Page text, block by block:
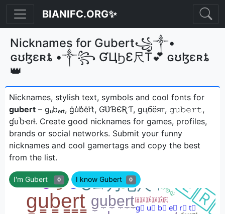
BIANIFC.ORG✨
Nicknames for Gubert꧁༒•
ɢʊɮɛʀȶ •༒꧂ ƓЦϦƐ尺Ť💕 ɢʊɮɛʀȶ
👑
Nicknames, stylish text, symbols and cool fonts for
gubert – gᵤbₑᵣₜ, g̾u̾b̾e̾r̾t̾, ƓƲƁЄƦƬ, gцбёят, 𝚐𝚞𝚋𝚎𝚛𝚝,
ɠυႦҽɾƚㅤ. Create good nicknames for games, profiles,
brands or social networks. Submit your funny
nicknames and cool gamertags and copy the best
from the list.
I'm Gubert 0 I know Gubert 0